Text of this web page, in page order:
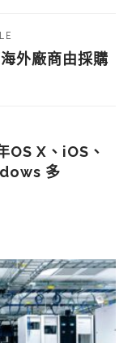
外廠商由採購
X、iOS、
多